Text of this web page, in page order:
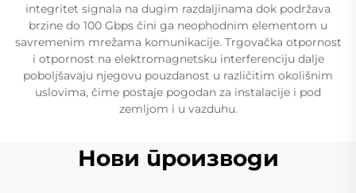
integritet signala na dugim razdaljinama dok podržava
brzine do 100 Gbps čini ga neophodnim elementom u
savremenim mrežama komunikacije. Trgovačka otpornost
i otpornost na elektromagnetsku interferenciju dalje
poboljšavaju njegovu pouzdanost u različitim okolišnim
uslovima, čime postaje pogodan za instalacije i pod
zemljom i u vazduhu.
Нови производи